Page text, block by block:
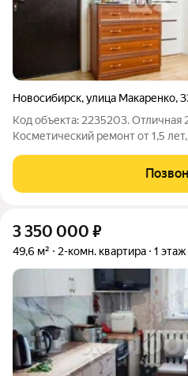
Новосибирск,улица Макаренко,
Код объекта: 2235203. Отличная
Косметический ремонт от 1,5
линолеум на полу. Частично
очень повезло, живет тихая
3 350 000 ₽
49,6 м² 2-комн. квартира 1 этаж